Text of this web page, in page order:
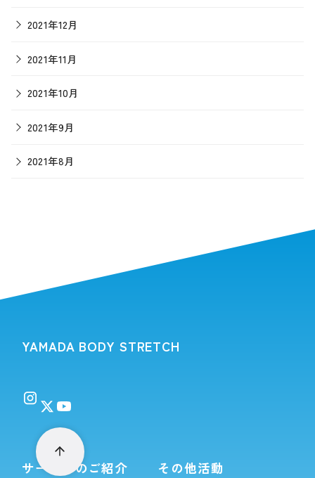
2021年12月
2021年11月
2021年10月
2021年9月
2021年8月
YAMADA BODY STRETCH
サービスのご紹介 その他活動